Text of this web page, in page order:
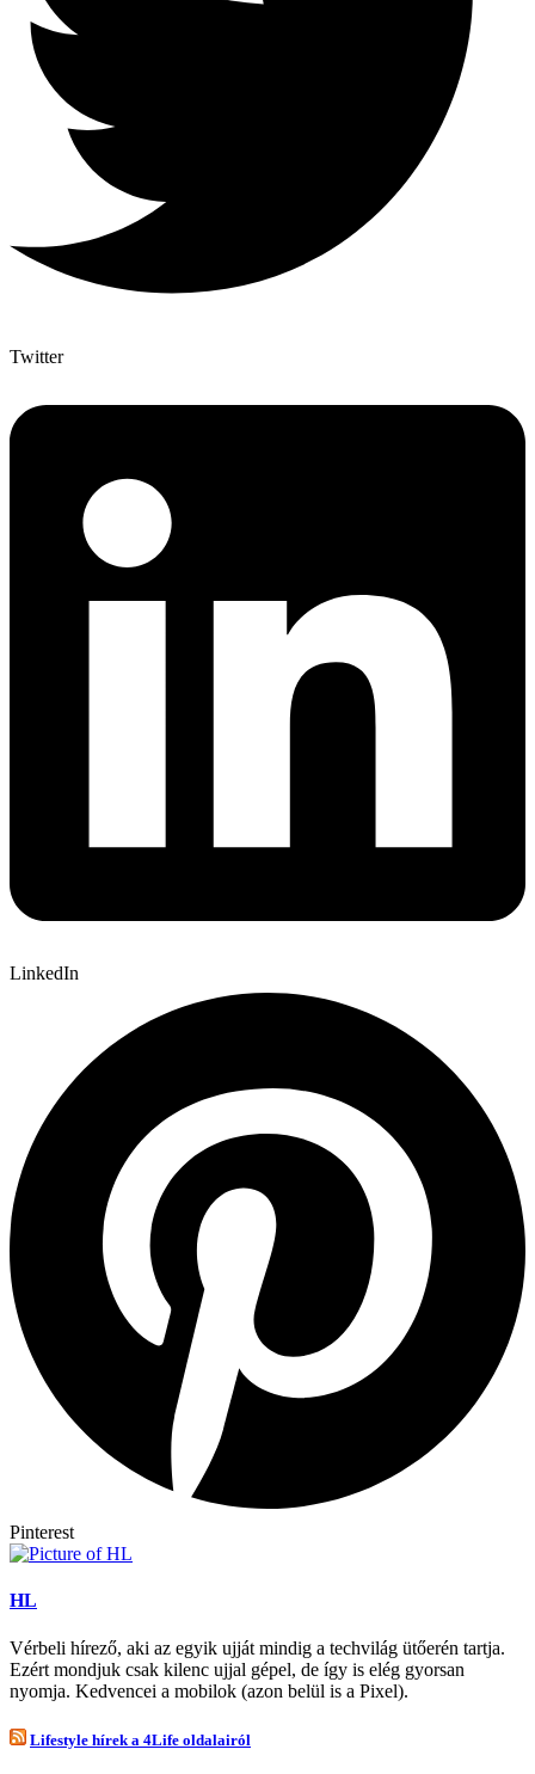
Twitter
LinkedIn
Pinterest
HL
Vérbeli hírező, aki az egyik ujját mindig a techvilág ütőerén tartja.
Ezért mondjuk csak kilenc ujjal gépel, de így is elég gyorsan
nyomja. Kedvencei a mobilok (azon belül is a Pixel).
Lifestyle hírek a 4Life oldalairól